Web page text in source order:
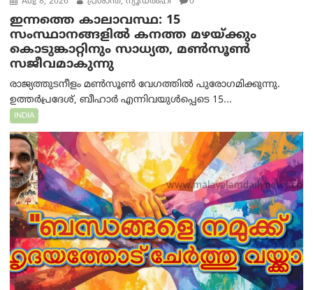
ഇന്നത്തെ കാലാവസ്ഥ: 15
സംസ്ഥാനങ്ങളിൽ കനത്ത മഴയ്ക്കും
കൊടുങ്കാറ്റിനും സാധ്യത, മൺസൂൺ
സജീവമാകുന്നു
രാജ്യത്തുടനീളം മൺസൂൺ വേഗത്തിൽ പുരോഗമിക്കുന്നു.
ഉത്തർപ്രദേശ്, ബീഹാർ എന്നിവയുൾപ്പെടെ 15...
INDIA